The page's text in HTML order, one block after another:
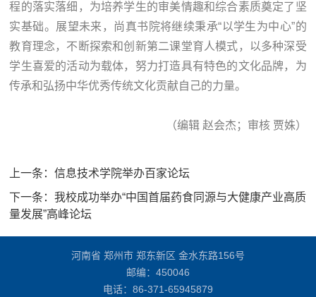
程的落实落细，为培养学生的审美情趣和综合素质奠定了坚
实基础。展望未来，尚真书院将继续秉承“以学生为中心”的
教育理念，不断探索和创新第二课堂育人模式，以多种深受
学生喜爱的活动为载体，努力打造具有特色的文化品牌，为
传承和弘扬中华优秀传统文化贡献自己的力量。
（编辑 赵会杰；审核 贾姝）
上一条：信息技术学院举办百家论坛
下一条：我校成功举办“中国首届药食同源与大健康产业高质
量发展”高峰论坛
河南省 郑州市 郑东新区 金水东路156号
邮编：450046
电话： 86-371-65945879